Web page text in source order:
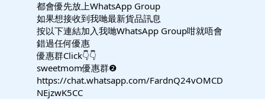
都會優先放上WhatsApp Group
如果想接收到我哋最新貨品訊息
按以下連結加入我哋WhatsApp Group咁就唔會
錯過任何優惠
優惠群Click👇👇
sweetmom優惠群❷
https://chat.whatsapp.com/FardnQ24vOMCD
NEjzwK5CC